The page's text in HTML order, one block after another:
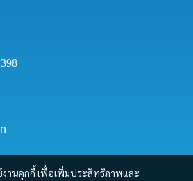
งานคุกกี้ เพื่อเพิ่มประสิทธิภาพและ